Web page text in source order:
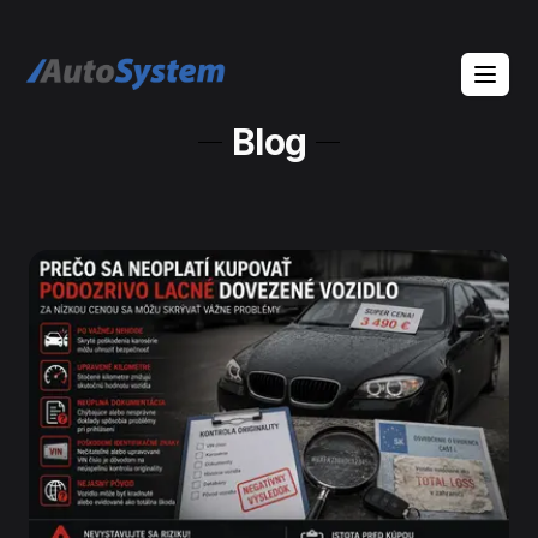
auto-system logo
Blog